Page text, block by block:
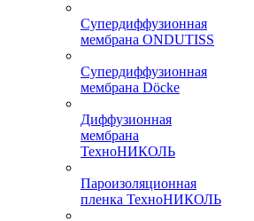
Супердиффузионная
мембрана ONDUTISS
Супердиффузионная
мембрана Döcke
Диффузионная
мембрана
ТехноНИКОЛЬ
Пароизоляционная
пленка ТехноНИКОЛЬ